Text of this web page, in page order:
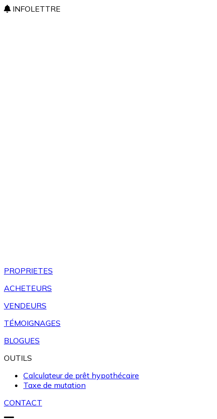
INFOLETTRE
PROPRIETES
ACHETEURS
VENDEURS
TÉMOIGNAGES
BLOGUES
OUTILS
Calculateur de prêt hypothécaire
Taxe de mutation
CONTACT